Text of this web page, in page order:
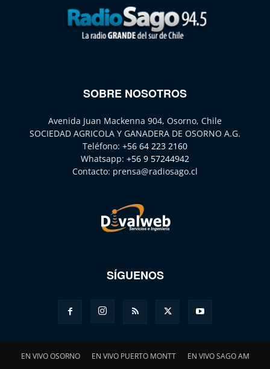
SOBRE NOSOTROS
Avenida Juan Mackenna 904, Osorno, Chile
SOCIEDAD AGRICOLA Y GANADERA DE OSORNO A.G.
Teléfono: +56 64 223 2160
Whatsapp: +56 9 57244942
Contacto: prensa@radiosago.cl
SÍGUENOS
EN VIVO OSORNO EN VIVO PUERTO MONTT EN VIVO SAGO AM